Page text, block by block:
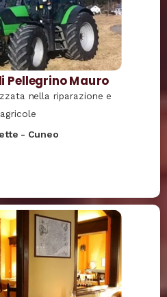
Pellegrino Mauro
nella riparazione e
- Cuneo